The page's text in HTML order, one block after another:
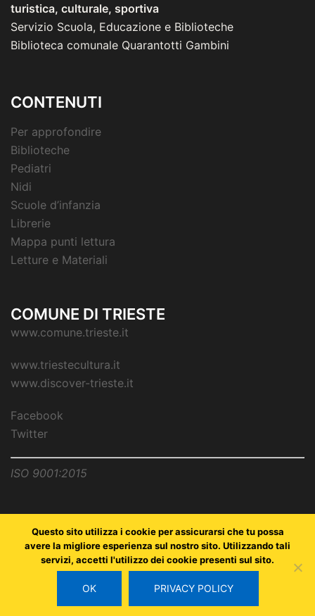
turistica, culturale, sportiva
Servizio Scuola, Educazione e Biblioteche
Biblioteca comunale Quarantotti Gambini
CONTENUTI
Per approfondire
Biblioteche
Pediatri
Nidi
Scuole d’infanzia
Librerie
Mappa punti lettura
Letture e Materiali
COMUNE DI TRIESTE
www.comune.trieste.it
www.triestecultura.it
www.discover-trieste.it
Facebook
Twitter
ISO 9001:2015
Copyright © Comune di Trieste - partita Iva 00210240321 - all
Questo sito utilizza i cookie per assicurarsi che tu possa
avere la migliore esperienza sul nostro sito. Utilizzando tali
servizi, accetti l'utilizzo dei cookie presenti sul sito.
OK PRIVACY POLICY